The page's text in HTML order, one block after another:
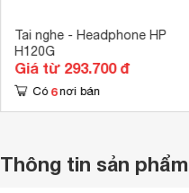
Tai nghe - Headphone HP
H120G
Giá từ 293.700 đ
Có 6 nơi bán
Thông tin sản phẩm